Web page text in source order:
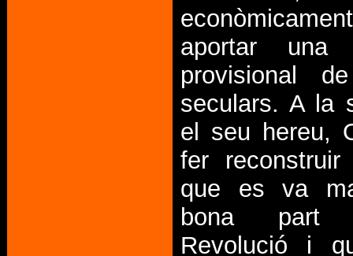
aportar una
provisional
seculars. A la
el seu hereu,
fer reconstruir
que es va
bona
Revolució i